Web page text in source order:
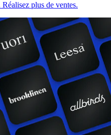
plus de ventes.